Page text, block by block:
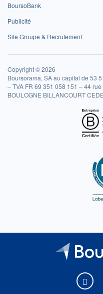
BoursoBank
Publicité
Site Groupe & Recrutement
Copyright © 2026
Boursorama, SA au capital de 53
– TVA FR 69 351 058 151 – 44
BOULOGNE BILLANCOURT